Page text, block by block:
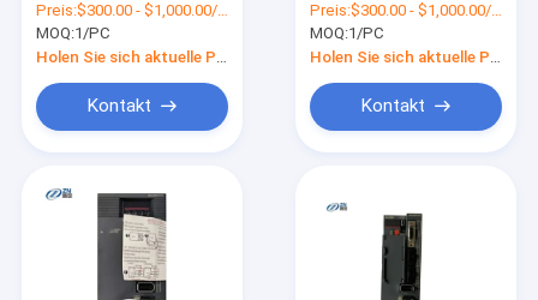
Mitsubishi, der MR-
J2S-40B 3 Phase 200
- Wechselstrom 230V
abkühlt
Preis:$300.00 - $1,000.00/Pieces
MOQ:1/PC
Kontakt
2KW harmonischen
Antriebs-
Preis:$300.00 - $1,000.00/Sets
MOQ:1/PC
Kontakt